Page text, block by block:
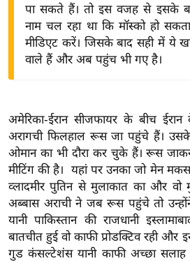
द्यो
शे
ष
ज्ञ
रा
य
ब
ज
ट
पा सकते हैं। तो इस वजह से इसके
नाम चल रहा था कि मॉस्को हो
मीडिएट करें। जिसके बाद सही में ये
वाले हैं और अब पहुंच भी गए है।
अमेरिका-ईरान सीजफायर के बीच ईरान
अरागची फिलहाल रूस जा पहुंचे हैं।
ओमान का भी दौरा कर चुके हैं। रूस जाकर
मीटिंग की है। यहां पर उनका जो मेन
व्लादमीर पुतिन से मुलाकात का और वो
अब्बास अराची ने जब रूस पहुंचे तो
यानी पाकिस्तान की राजधानी
बातचीत हुई वो काफी प्रोडक्टिव रही और
गुड कंसल्टेशंस यानी काफी अच्छा सलाह